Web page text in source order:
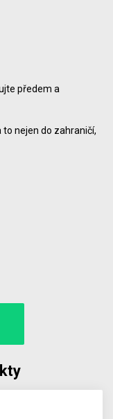
předem a
to nejen do zahraničí,